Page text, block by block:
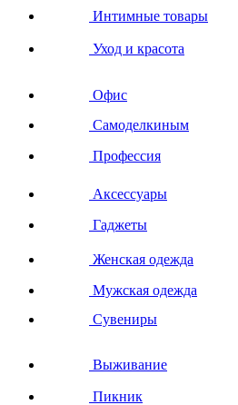
Интимные товары
Уход и красота
Офис
Самоделкиным
Профессия
Аксессуары
Гаджеты
Женская одежда
Мужская одежда
Сувениры
Выживание
Пикник